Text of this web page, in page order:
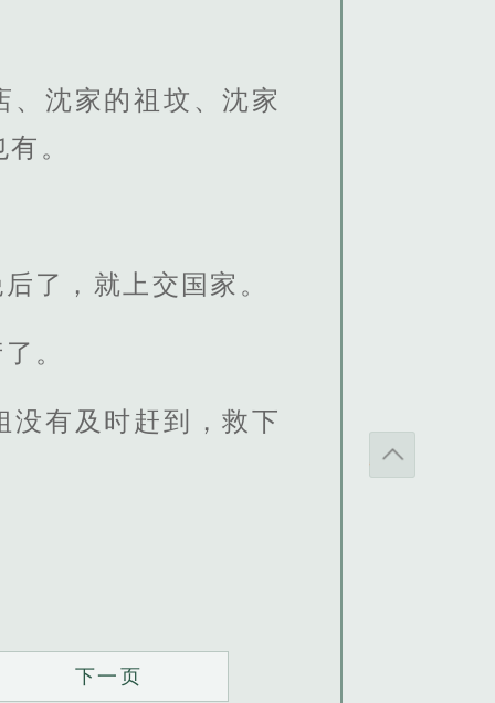
、沈家的祖坟、沈家
。
了，就上交国家。
。
没有及时赶到，救下
下一页